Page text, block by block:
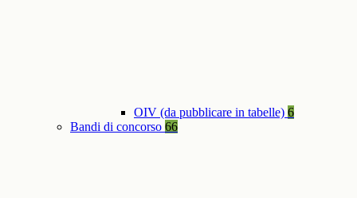
OIV (da pubblicare in tabelle) 6
Bandi di concorso 66